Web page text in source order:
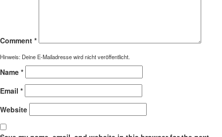
Comment *
Hinweis: Deine E-Mailadresse wird nicht veröffentlicht.
Name *
Email *
Website